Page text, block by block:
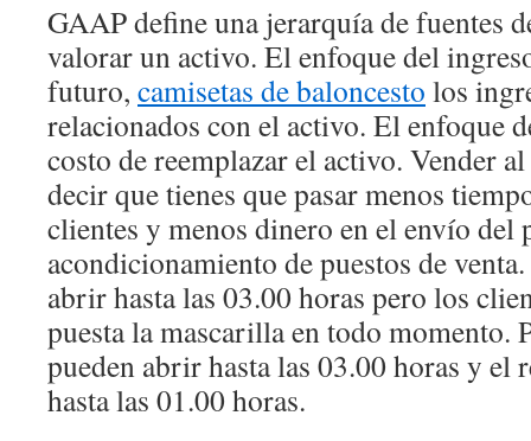
GAAP define una jerarquía de fuentes
valorar un activo. El enfoque del
futuro, camisetas de baloncesto los
relacionados con el activo. El enfoque
costo de reemplazar el activo. Vender
decir que tienes que pasar menos
clientes y menos dinero en el envío del
acondicionamiento de puestos de
abrir hasta las 03.00 horas pero los
puesta la mascarilla en todo momento.
pueden abrir hasta las 03.00 horas y el
hasta las 01.00 horas.